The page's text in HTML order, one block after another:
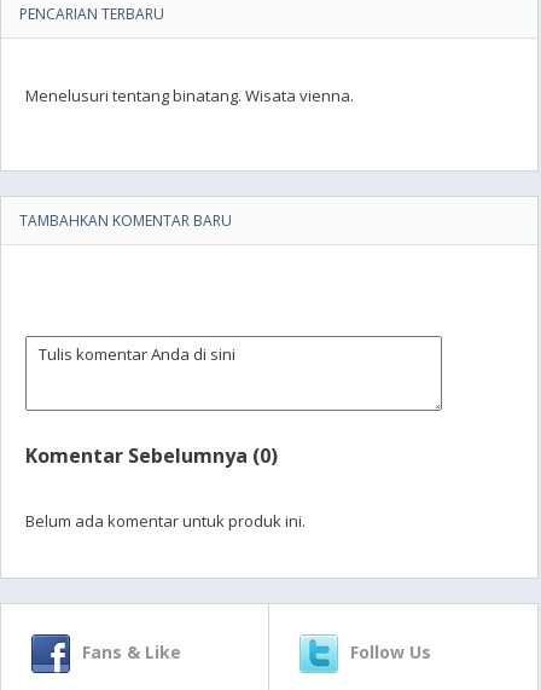
PENCARIAN TERBARU
Menelusuri tentang binatang. Wisata vienna.
TAMBAHKAN KOMENTAR BARU
Komentar Sebelumnya (0)
Belum ada komentar untuk produk ini.
Fans & Like Follow Us